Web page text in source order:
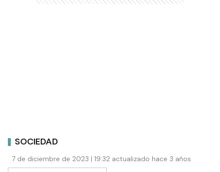
SOCIEDAD
7 de diciembre de 2023 | 19:32 actualizado hace 3 años